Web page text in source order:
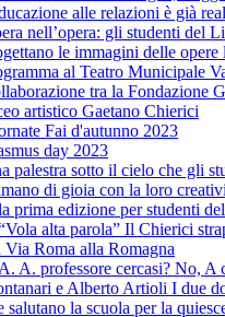
alle relazioni è già
nell’opera: gli studenti del
le immagini delle opere
al Teatro Municipale
tra la Fondazione
artistico Gaetano Chierici
Fai d'autunno 2023
day 2023
palestra sotto il cielo che gli
di gioia con la loro
prima edizione per studenti
alta parola” Il Chierici
Via Roma alla Romagna
A. professore cercasi? No, A
e Alberto Artioli I due
salutano la scuola per la